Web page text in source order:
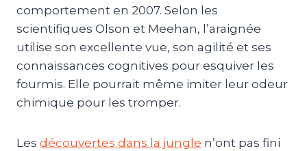
comportement en 2007. Selon les
scientifiques Olson et Meehan, l’araignée
utilise son excellente vue, son agilité et ses
connaissances cognitives pour esquiver les
fourmis. Elle pourrait même imiter leur odeur
chimique pour les tromper.
Les découvertes dans la jungle n’ont pas fini